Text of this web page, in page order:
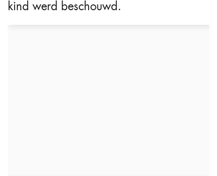
kind werd beschouwd.